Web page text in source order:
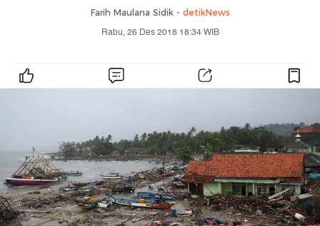
Farih Maulana Sidik - detikNews
Rabu, 26 Des 2018 18:34 WIB